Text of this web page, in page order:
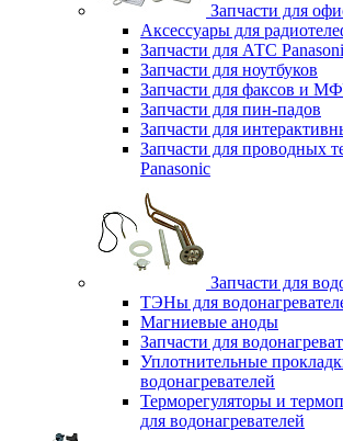
Запчасти для
Аксессуары для
Запчасти для АТС
Запчасти для ноутбуков
Запчасти для факсов и
Запчасти для пин-падов
Запчасти для
Запчасти для проводных
Panasonic
Запчасти для
ТЭНы для
Магниевые аноды
Запчасти для
Уплотнительные
водонагревателей
Терморегуляторы и
для водонагревателей